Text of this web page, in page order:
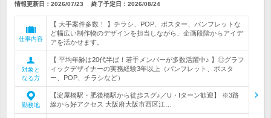
情報更新日：2026/07/23 終了予定日： 2026/08/24
仕事内容
【 大手案件多数！ 】チラシ、POP、ポスター、パンフレットな
ど幅広い制作物のデザインを担当しながら、企画段階からアイデ
アを活かせます。
対象と
なる方
【 平均年齢は20代半ば！若手メンバーが多数活躍中♪ 】◎グラフ
ィックデザイナーの実務経験3年以上（パンフレット、ポスタ
ー、POP、チラシなど）
勤務地
【淀屋橋駅・肥後橋駅から徒歩スグ♪／U・Iターン歓迎】 ※3路
線から好アクセス 大阪府大阪市西区江…